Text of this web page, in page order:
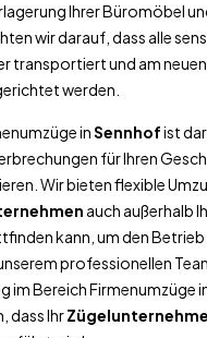
Ihrer Büromöbel
wir darauf, dass alle
transportiert und am
werden.
inSennhofist
für Ihren
Wir bieten flexible
auch außerhalb
kann, um den Betrieb
professionellen
im Bereich Firmenumzüge
dass Ihr